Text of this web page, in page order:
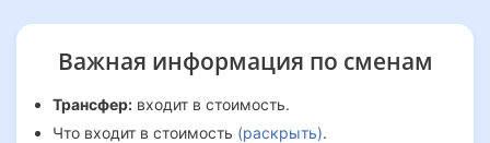
Важная информация по сменам
Трансфер: входит в стоимость.
Что входит в стоимость (раскрыть).